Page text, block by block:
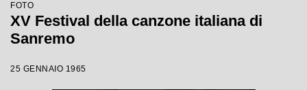
FOTO
XV Festival della canzone italiana di
Sanremo
25 GENNAIO 1965